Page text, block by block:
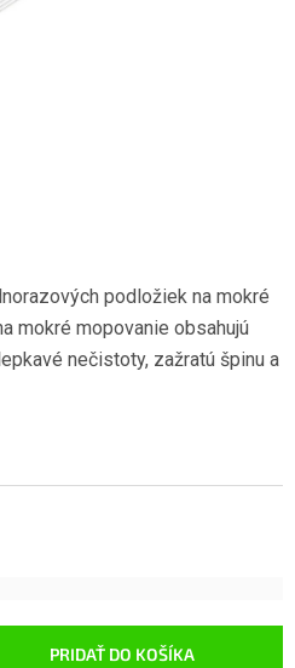
PRIDAŤ DO KOŠÍKA
podložiek na mokré
mokré mopovanie obsahujú
nečistoty, zažratú špinu a